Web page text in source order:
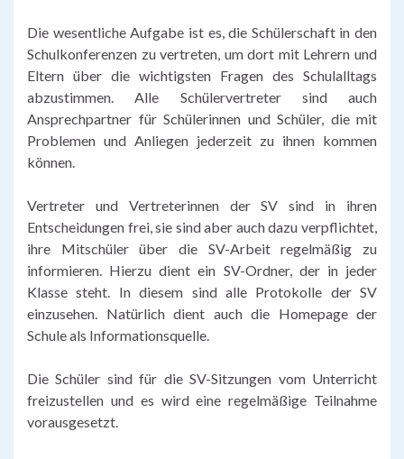
Die wesentliche Aufgabe ist es, die Schülerschaft in den
Schulkonferenzen zu vertreten, um dort mit Lehrern und
Eltern über die wichtigsten Fragen des Schulalltags
abzustimmen. Alle Schülervertreter sind auch
Ansprechpartner für Schülerinnen und Schüler, die mit
Problemen und Anliegen jederzeit zu ihnen kommen
können.
Vertreter und Vertreterinnen der SV sind in ihren
Entscheidungen frei, sie sind aber auch dazu verpflichtet,
ihre Mitschüler über die SV-Arbeit regelmäßig zu
informieren. Hierzu dient ein SV-Ordner, der in jeder
Klasse steht. In diesem sind alle Protokolle der SV
einzusehen. Natürlich dient auch die Homepage der
Schule als Informationsquelle.
Die Schüler sind für die SV-Sitzungen vom Unterricht
freizustellen und es wird eine regelmäßige Teilnahme
vorausgesetzt.